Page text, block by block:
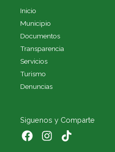
Inicio
Municipio
Documentos
Transparencia
Servicios
Turismo
Denuncias
Siguenos y Comparte